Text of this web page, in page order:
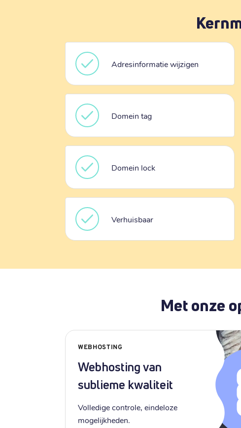
Adresinformatie wijzigen
Domein tag
Domein lock
Verhuisbaar
Met onze
WEBHOSTING
Webhosting van
sublieme kwaliteit
Volledige controle, eindeloze
mogelijkheden.